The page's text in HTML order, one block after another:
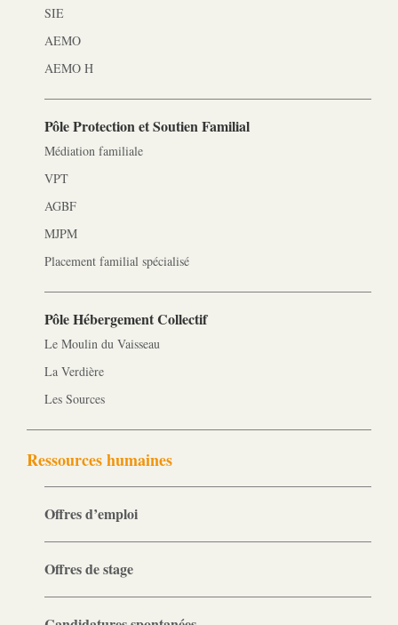
SIE
AEMO
AEMO H
Pôle Protection et Soutien Familial
Médiation familiale
VPT
AGBF
MJPM
Placement familial spécialisé
Pôle Hébergement Collectif
Le Moulin du Vaisseau
La Verdière
Les Sources
Ressources humaines
Offres d’emploi
Offres de stage